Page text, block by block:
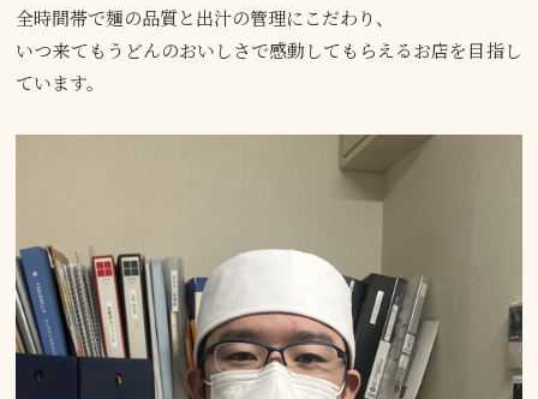
全時間帯で麺の品質と出汁の管理にこだわり、
いつ来てもうどんのおいしさで感動してもらえるお店を目指し
ています。